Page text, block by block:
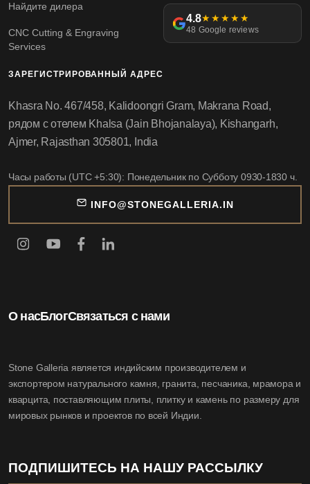
Найдите дилера
CNC Cutting & Engraving
Services
4.8★★★★★
48 Google reviews
О насБлогСвязаться с нами
Stone Galleria является индийским производителем и
экспортером натурального камня, гранита, песчаника, мрамора и
кварцита, поставляющим плиты, плитку и камень по размеру для
мировых рынков и проектов по всей Индии.
ПОДПИШИТЕСЬ НА НАШУ РАССЫЛКУ
ЗАРЕГИСТРИРОВАННЫЙ АДРЕС
Khasra No. 467/458, Kalidoongri Gram, Makrana Road,
рядом с отелем Khalsa (Jain Bhojanalaya), Kishangarh,
Ajmer, Rajasthan 305801, India
Часы работы (UTC +5:30): Понедельник по Субботу 0930-1830 ч.
INFO@STONEGALLERIA.IN